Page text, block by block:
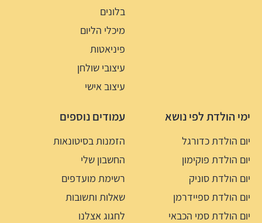
בלונים
מיכלי הליום
פיניאטות
עיצובי שולחן
עיצוב אישי
ימי הולדת לפי נושא
יום הולדת כדורגל
יום הולדת פוקימון
יום הולדת סוניק
יום הולדת ספיידרמן
יום הולדת סמי הכבאי
עמודים נוספים
הזמנות בסיטונאות
החשבון שלי
רשימת מועדפים
שאלות ותשובות
לחגוג אצלנו